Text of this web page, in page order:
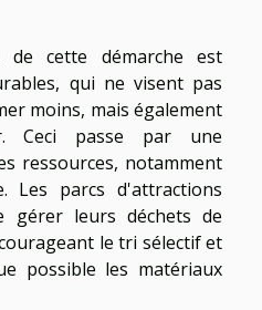
de cette démarche est
qui ne visent pas
moins, mais également
Ceci passe par une
ressources, notamment
Les parcs d'attractions
gérer leurs déchets de
le tri sélectif et
possible les matériaux